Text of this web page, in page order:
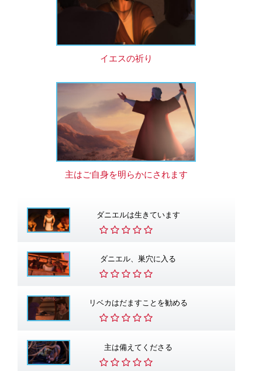
イエスの祈り
主はご自身を明らかにされます
ダニエルは生きています
ダニエル、巣穴に入る
リベカはだますことを勧める
主は備えてくださる